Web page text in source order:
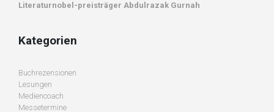
Literaturnobel-preisträger Abdulrazak Gurnah
Kategorien
Buchrezensionen
Lesungen
Mediencoach
Messetermine